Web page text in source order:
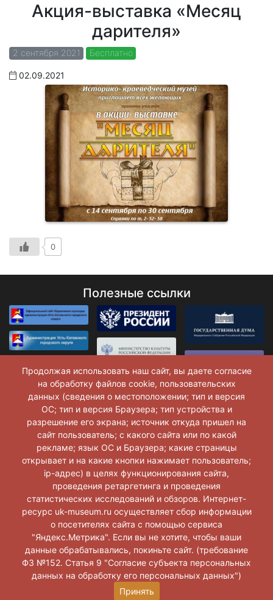
Акция-выставка «Месяц
дарителя»
2 сентября 2021 Бесплатно
02.09.2021
0
Полезные ссылки
Музей г. Усть-Катав © 2026 г.
ООО «АльянсПлюс»
Продолжая использовать наш сайт, вы даете согласие
на обработку файлов cookie, пользовательских
данных (сведения о местоположении; тип и версия
ОС; тип и версия Браузера; тип устройства и
разрешение его экрана; источник откуда пришел на
сайт пользователь; с какого сайта или по какой
рекламе; язык ОС и Браузера; какие страницы
открывает и на какие кнопки нажимает пользователь;
ip-адрес) в целях функционирования сайта,
проведения ретаргетинга и проведения
статистических исследований и обзоров. Интернет-
ресурс uk-museum.ru осуществляет сбор информации
о посетителях сайта с помощью сервиса
"Яндекс.Метрика". Если вы не хотите, чтобы ваши
данные обрабатывались, покиньте сайт. (требование
ФЗ №152. Статья 9 "Согласие субъекта персональных
данных на обработку его персональных данных")
Принять